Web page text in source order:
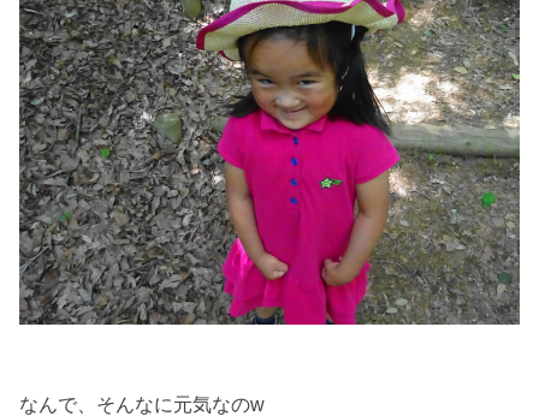
なんで、そんなに元気なのw